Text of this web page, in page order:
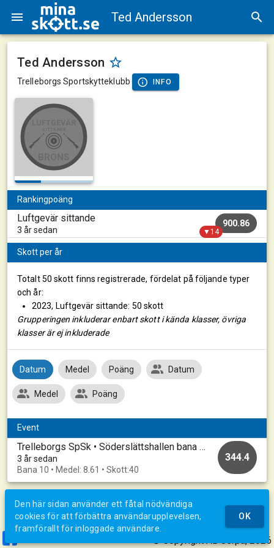
Ted Andersson
Ted Andersson
Trelleborgs Sportskytteklubb INFO
Rankingpoäng
Luftgevär sittande
3 år sedan
900.86
▼14
Skott per år
Totalt 50 skott finns registrerade, fördelat på följande typer
och år:
2023, Luftgevär sittande: 50 skott
Grupperingen inkluderar enbart skott i kända klasser, övriga
klasser är ej inkluderade
Datum Medel Poäng Datum
Medel Poäng
Event
Trelleborgs SpSk • Söderslättshallen bana 1-10 • 20230123_A
3 år sedan
Bana 10 • Medel: 8.61 • Skott:40
344.4
© Copyright AB Jerpa, 2026
Den här sidan använder ett fåtal nödvändiga
cookies för att förbättra användarupplevelsen,
framförallt för inloggade användare.
OK